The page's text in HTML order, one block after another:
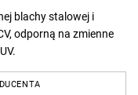
blachy stalowej i
odporną na zmienne